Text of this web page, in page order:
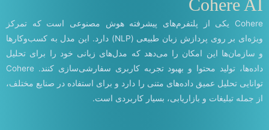
Cohere AI
Cohere یکی از پلتفرم‌های پیشرفته هوش مصنوعی است که تمرکز
ویژه‌ای بر روی پردازش زبان طبیعی (NLP) دارد. این مدل به کسب‌وکارها
و سازمان‌ها این امکان را می‌دهد که مدل‌های زبانی خود را برای تحلیل
داده‌ها، تولید محتوا و بهبود تجربه کاربری سفارشی‌سازی کنند. Cohere
توانایی تحلیل عمیق داده‌های متنی را دارد و برای استفاده در صنایع مختلف،
از جمله تبلیغات و بازاریابی، بسیار کاربردی است.